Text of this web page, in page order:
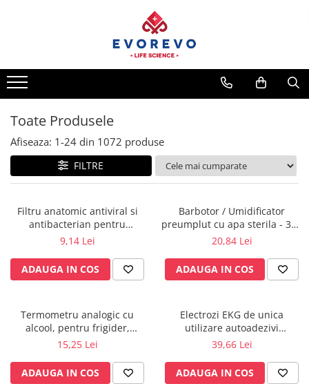
Nebulizatoare
Concentratoare oxigen
Senzori SpO2
Pulsoximetre
Capnometre
Lampi operatie
Negatoscoape
Holter EKG
Injectomate
CPAP si AUTOCPAP
Instalatii gaze medicinale
Termometre
Higrometre
Toate Produsele
Afiseaza: 1-24 din 1072 produse
FILTRE
Filtru anatomic antiviral si
antibacterian pentru
spirometrie – int. Ø 27,5mm x
9,14 Lei
ADAUGA IN COS
Barbotor / Umidificator
preumplut cu apa sterila - 350
ml - Amsino
20,84 Lei
ADAUGA IN COS
Termometru analogic cu
alcool, pentru frigider,
congelator, vitrina frigorifica -
15,25 Lei
ADAUGA IN COS
Electrozi EKG de unica
utilizare autoadezivi
36x40mm cu capsa, pachet
39,66 Lei
ADAUGA IN COS